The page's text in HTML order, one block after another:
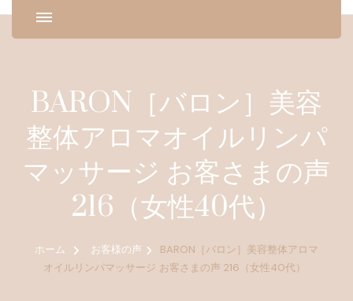
BARON［バロン］美容
整体アロマオイルリンパ
マッサージ お客さまの声
216（女性40代）
ホーム お客様の声
BARON［バロン］美容整体アロマ
オイルリンパマッサージ お客さまの声 216（女性40代）